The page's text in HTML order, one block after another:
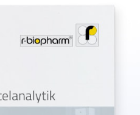
Care